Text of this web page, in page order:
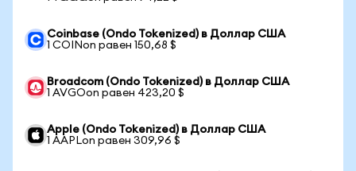
Coinbase (Ondo Tokenized) в Доллар США
1 COINon равен 150,68 $
Broadcom (Ondo Tokenized) в Доллар США
1 AVGOon равен 423,20 $
Apple (Ondo Tokenized) в Доллар США
1 AAPLon равен 309,96 $